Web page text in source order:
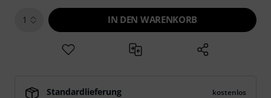
1 IN DEN WARENKORB
Standardlieferung
kostenlos